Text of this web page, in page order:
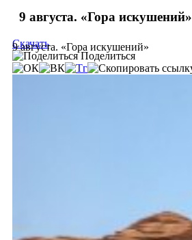
9 августа. «Гора искушений»
9 августа. «Гора искушений»
Скачать
Поделиться